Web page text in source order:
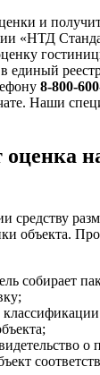
и
«НТД
единый
8-800-
Наши
оценка
средству
объекта.
собирает
о